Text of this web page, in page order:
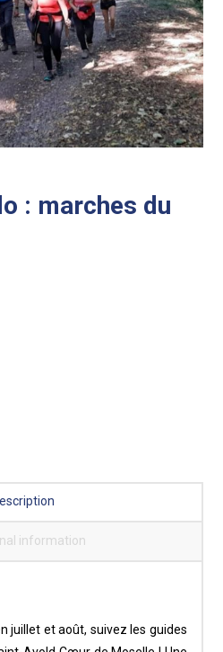
: marches du
information
juillet et août, suivez les guides